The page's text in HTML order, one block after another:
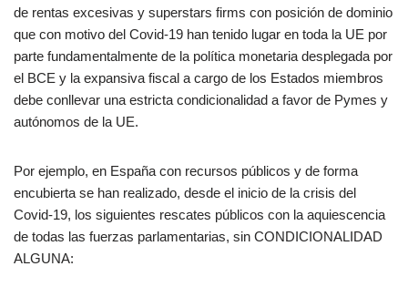
de rentas excesivas y superstars firms con posición de dominio
que con motivo del Covid-19 han tenido lugar en toda la UE por
parte fundamentalmente de la política monetaria desplegada por
el BCE y la expansiva fiscal a cargo de los Estados miembros
debe conllevar una estricta condicionalidad a favor de Pymes y
autónomos de la UE.
Por ejemplo, en España con recursos públicos y de forma
encubierta se han realizado, desde el inicio de la crisis del
Covid-19, los siguientes rescates públicos con la aquiescencia
de todas las fuerzas parlamentarias, sin CONDICIONALIDAD
ALGUNA: